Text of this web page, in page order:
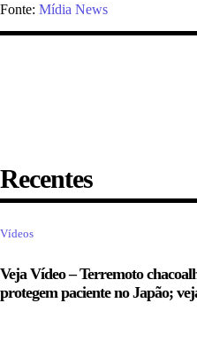
Fonte: Mídia News
Recentes
Vídeos
Veja Vídeo – Terremoto
protegem paciente no Japão;